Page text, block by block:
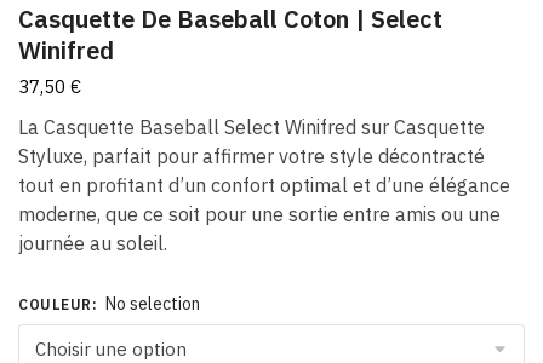
Casquette De Baseball Coton​ | Select
Winifred
37,50 €
La Casquette Baseball Select Winifred sur Casquette
Styluxe, parfait pour affirmer votre style décontracté
tout en profitant d’un confort optimal et d’une élégance
moderne, que ce soit pour une sortie entre amis ou une
journée au soleil.
COULEUR : No selection